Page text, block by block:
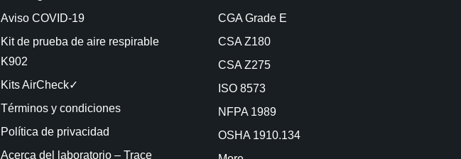
Aviso COVID-19
Kit de prueba de aire respirable
K902
Kits AirCheck✓
Términos y condiciones
Política de privacidad
Acerca del laboratorio – Trace
CGA Grade E
CSA Z180
CSA Z275
ISO 8573
NFPA 1989
OSHA 1910.134